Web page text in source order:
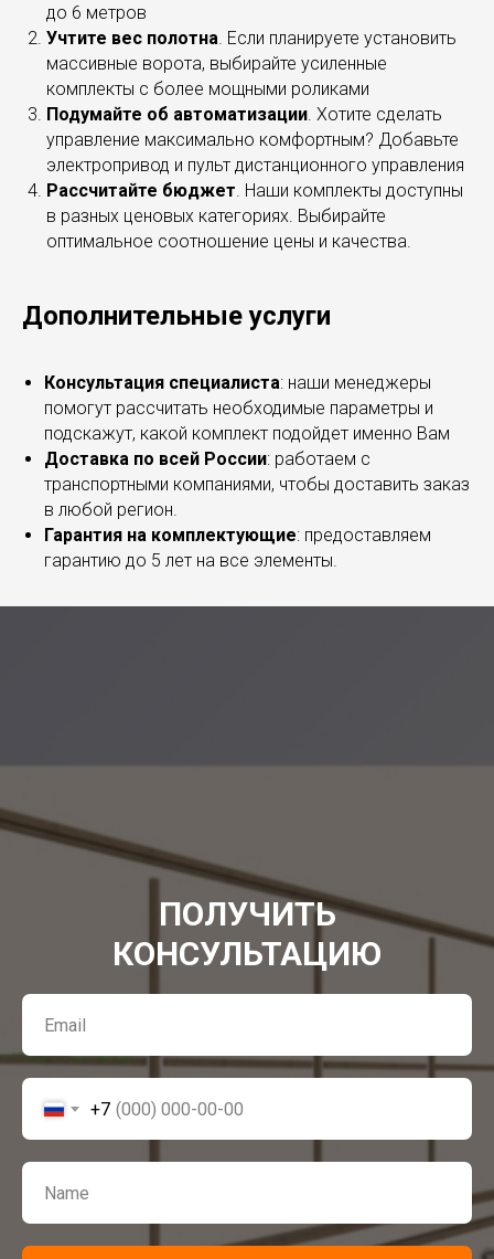
до 6 метров
Учтите вес полотна. Если планируете установить
массивные ворота, выбирайте усиленные
комплекты с более мощными роликами
Подумайте об автоматизации. Хотите сделать
управление максимально комфортным? Добавьте
электропривод и пульт дистанционного управления
Рассчитайте бюджет. Наши комплекты доступны
в разных ценовых категориях. Выбирайте
оптимальное соотношение цены и качества.
Дополнительные услуги
Консультация специалиста: наши менеджеры
помогут рассчитать необходимые параметры и
подскажут, какой комплект подойдет именно Вам
Доставка по всей России: работаем с
транспортными компаниями, чтобы доставить заказ
в любой регион.
Гарантия на комплектующие: предоставляем
гарантию до 5 лет на все элементы.
ПОЛУЧИТЬ
КОНСУЛЬТАЦИЮ
+7